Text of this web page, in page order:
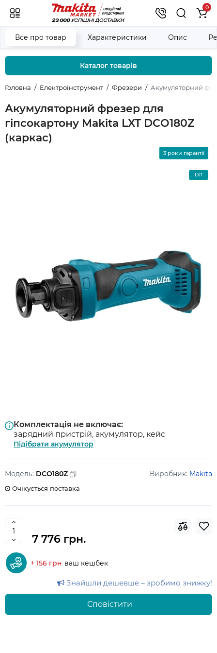
0
Каталог товарів
Головна Електроінструмент Фрезери Акумуляторний
Акумуляторний фрезер для
гіпсокартону Makita LXT DCO180Z
(каркас)
Все про товар Характеристики Опис
3 роки гарантії
LXT
Комплектація не включає:
зарядний пристрій, акумулятор, кейс
Підібрати акумулятор
Модель: DCO180Z Виробник: Makita
Очікується поставка
7 776 грн.
+ 156 грн ваш кешбек
Знайшли дешевше – зробимо знижку!
Сповістити